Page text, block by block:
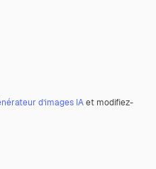
d’images IAet modifiez-